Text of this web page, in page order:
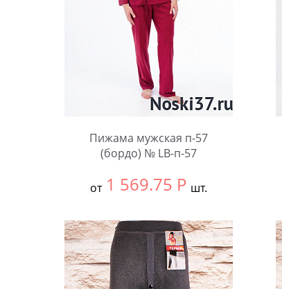
Пижама мужская п-57
(бордо) № LB-п-57
от 1 569.75 Р шт.
Количество: